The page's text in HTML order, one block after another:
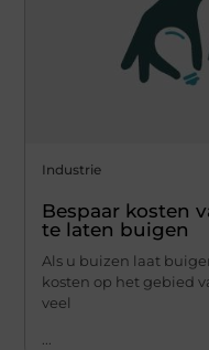
Industrie
Bespaar kosten
te laten buigen
Als u buizen laat
kosten op het gebied
veel
...